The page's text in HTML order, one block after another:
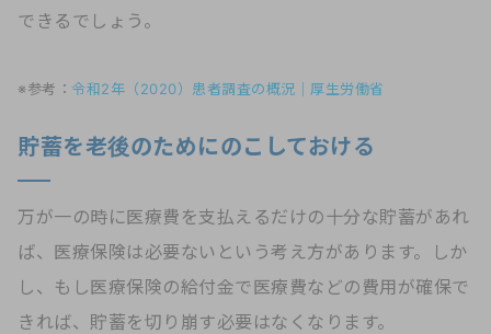
できるでしょう。
※参考： 令和2年（2020）患者調査の概況｜厚生労働省
貯蓄を老後のためにのこしておける
万が一の時に医療費を支払えるだけの十分な貯蓄があれ
ば、医療保険は必要ないという考え方があります。しか
し、もし医療保険の給付金で医療費などの費用が確保で
きれば、貯蓄を切り崩す必要はなくなります。